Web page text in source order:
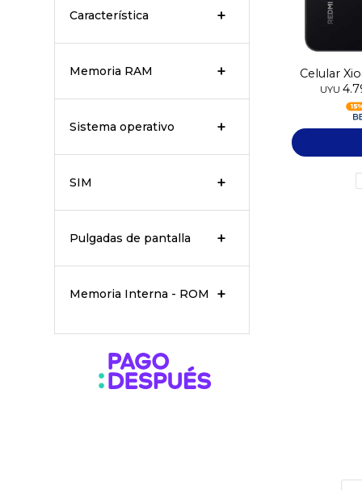
Celular
UYU
Característica
Memoria RAM
Sistema operativo
SIM
Pulgadas de pantalla
Memoria Interna - ROM